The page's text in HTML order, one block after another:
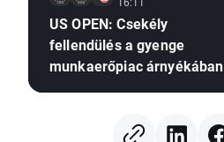
US OPEN: Csekély
fellendülés a gyenge
munkaerőpiac árnyékában